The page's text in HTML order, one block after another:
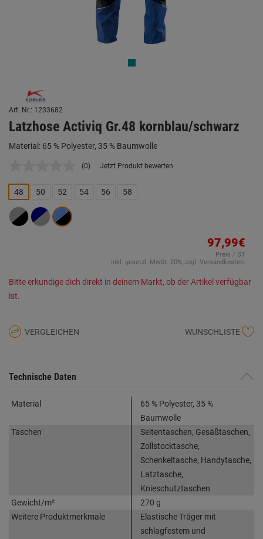
Art. Nr.: 1233682
Latzhose Activiq Gr.48 kornblau/schwarz
Material: 65 % Polyester, 35 % Baumwolle
Kein
Link
auf
(0) Jetzt Produkt bewerten
48 50 52 54 56 58
97,99€
Preis / ST
inkl. gesetzl. MwSt. 20%, zzgl. Versandkosten.
Bitte erkundige dich direkt in deinem Markt, ob der Artikel verfügbar
ist.
VERGLEICHEN WUNSCHLISTE
Technische Daten
Material
65 % Polyester, 35 %
Baumwolle
Taschen
Seitentaschen, Gesäßtaschen,
Zollstocktasche,
Schenkeltasche, Handytasche,
Latztasche,
Knieschutztaschen
Gewicht/m²
270 g
Weitere Produktmerkmale
Elastische Träger mit
schlagfestem und